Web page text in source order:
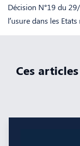
Décision N°19 du
l’usure dans les
Ces